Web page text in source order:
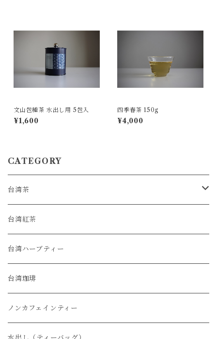
文山包種茶 水出し用 5包入
¥1,600
四季春茶 150g
¥4,000
CATEGORY
台湾茶
烏龍茶
緑茶
普洱茶
白茶
台湾紅茶
台湾ハーブティー
台湾珈琲
ノンカフェインティー